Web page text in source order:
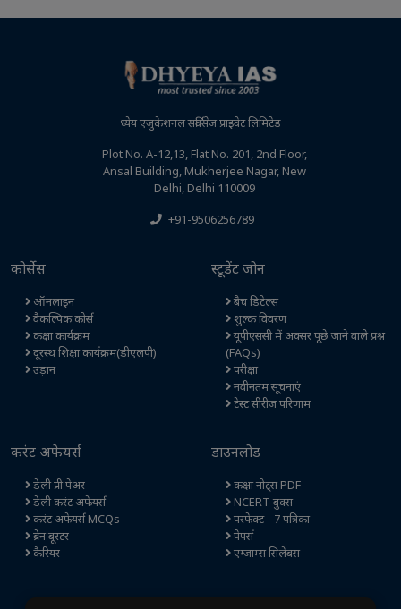
ध्येय एजुकेशनल सर्विसेज प्राइवेट लिमिटेड
Plot No. A-12,13, Flat No. 201, 2nd Floor,
Ansal Building, Mukherjee Nagar, New
Delhi, Delhi 110009
+91-9506256789
कोर्सेस
ऑनलाइन
वैकल्पिक कोर्स
कक्षा कार्यक्रम
दूरस्थ शिक्षा कार्यक्रम(डीएलपी)
उड़ान
स्टूडेंट जोन
बैच डिटेल्स
शुल्क विवरण
यूपीएससी में अक्सर पूछे जाने वाले प्रश्न
(FAQs)
परीक्षा
नवीनतम सूचनाएं
टेस्ट सीरीज परिणाम
करंट अफेयर्स
डेली प्री पेअर
डेली करंट अफेयर्स
करंट अफेयर्स MCQs
ब्रेन बूस्टर
कैरियर
डाउनलोड
कक्षा नोट्स PDF
NCERT बुक्स
परफेक्ट - 7 पत्रिका
पेपर्स
एग्जाम्स सिलेबस